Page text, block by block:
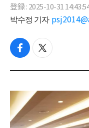
登録 : 2025-10-31
박수정 기자
f
c
b
o
o
k
t
i
t
e